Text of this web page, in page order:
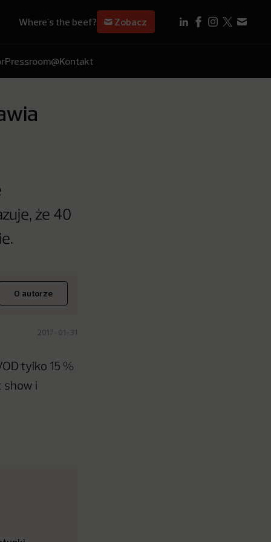
Where's the beef? Zobacz
Pressroom@Kontakt
że 40
O autorze
2017-01-31
tylko 15 %
show i